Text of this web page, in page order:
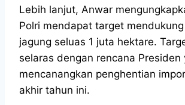
Lebih lanjut, Anwar
Polri mendapat target
jagung seluas 1 juta hektare.
selaras dengan rencana Presiden
mencanangkan penghentian
akhir tahun ini.